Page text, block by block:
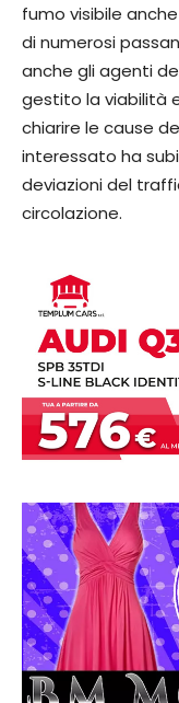
fumo visibile
di numerosi
anche gli agenti
gestito la viabilità
chiarire le cause
interessato ha
deviazioni del
circolazione.